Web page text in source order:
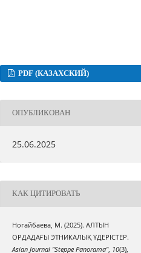
PDF (КАЗАХСКИЙ)
ОПУБЛИКОВАН
25.06.2025
КАК ЦИТИРОВАТЬ
Ногайбаева, М. (2025). АЛТЫН
ОРДАДАҒЫ ЭТНИКАЛЫҚ ҮДЕРІСТЕР.
Asian Journal "Steppe Panorama", 10(3),